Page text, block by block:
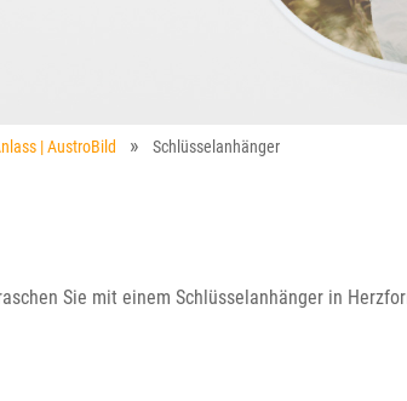
| AustroBild Schlüsselanhänger
Sie mit einem Schlüsselanhänger in